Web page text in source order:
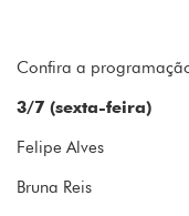
Confira a
3/7 (sexta-feira)
Felipe Alves
Bruna Reis